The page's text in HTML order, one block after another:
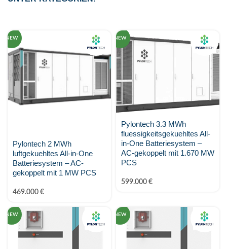
Fronius
GoodWe Technologies
JA Solar
KEBA
Kostal Solar Electric
LONGI
MARSTEK Energy
NEW
Pylontech 2 MWh
luftgekuehltes All-in-One
Batteriesystem – AC-
gekoppelt mit 1 MW PCS
469.000 €
NEW
Pylontech 3.3 MWh
fluessigkeitsgekuehltes All-
in-One Batteriesystem –
AC-gekoppelt mit 1.670 MW
PCS
599.000 €
NEW NEW